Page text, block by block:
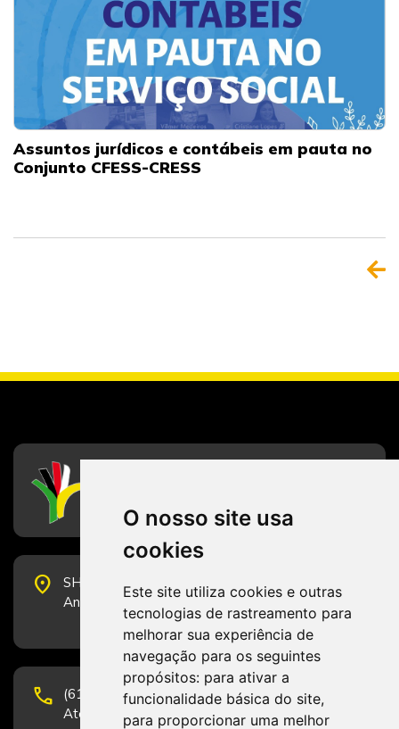
O nosso site usa
cookies
Este site utiliza cookies e outras
tecnologias de rastreamento para
melhorar sua experiência de
navegação para os seguintes
propósitos: para ativar a
funcionalidade básica do site,
para proporcionar uma melhor
Assuntos jurídicos e contábeis em pauta no
Conjunto CFESS-CRESS
place
SHS Quadra 6, Bloco E, Complexo Brasil 21, 20º
Andar, Sala 2001 - CEP 70322-915 - Brasília/DF
phone
(61) 3223-1652 e (61) 98131-3801.
Atendimento por telefone em horário comercial